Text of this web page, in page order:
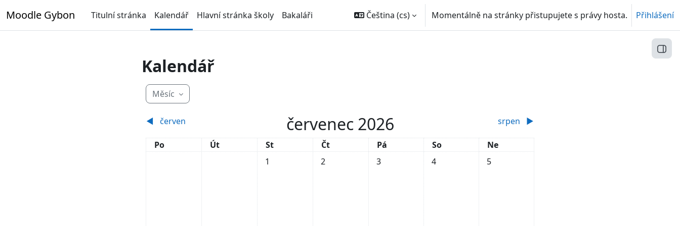
Moodle Gybon Titulní stránka Kalendář Hlavní stránka školy Bakaláři Čeština ‎(cs)‎ Momentálně na stránky přistupujete s právy hosta. Přihlášení
Kalendář
Měsíc
◀︎ červen červenec 2026 srpen ▶︎
Pondělí
Po Úterý
Út Středa
St Čtvrtek
Čt Pátek
Pá Sobota
So Neděle
Ne
Žádné události, středa, 1. července
1 Žádné události, čtvrtek, 2. července
2 Žádné události, pátek, 3. července
3 Žádné události, sobota, 4. července
4 Žádné události, neděle, 5. července
5